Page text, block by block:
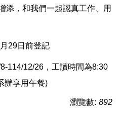
添，和我們一起認真工作、用
29日前登記
114/12/26，工讀時間為8:30
辦享用午餐)
瀏覽數: 892